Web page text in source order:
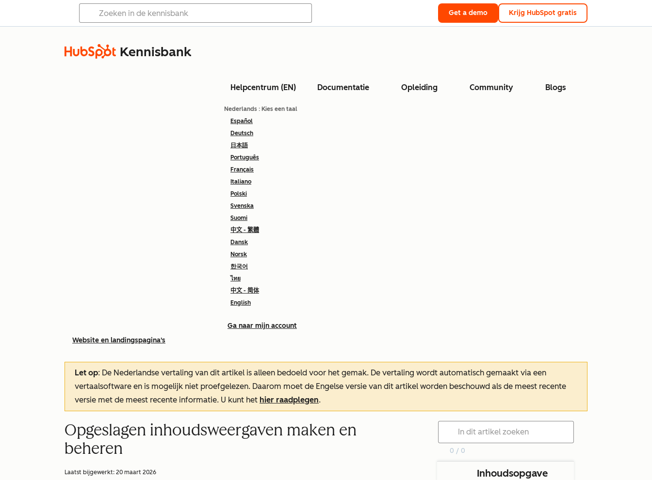
Get a demo Krijg HubSpot gratis
Kennisbank
Helpcentrum (EN) Documentatie Opleiding Community Blogs
Nederlands : Kies een taal
Español
Deutsch
日本語
Português
Français
Italiano
Polski
Svenska
Suomi
中文 - 繁體
Dansk
Norsk
한국어
ไทย
中文 - 简体
English
Ga naar mijn account
Website en landingspagina's
Let op: De Nederlandse vertaling van dit artikel is alleen bedoeld voor het gemak. De vertaling wordt automatisch gemaakt via een
vertaalsoftware en is mogelijk niet proefgelezen. Daarom moet de Engelse versie van dit artikel worden beschouwd als de meest recente
versie met de meest recente informatie. U kunt het hier raadplegen.
Opgeslagen inhoudsweergaven maken en
beheren
Laatst bijgewerkt: 20 maart 2026
0 / 0
Inhoudsopgave